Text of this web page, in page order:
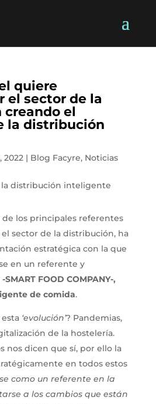
quiere
el sector de la
el
la distribución
2022| Blog Facyre, Noticias
de los principales referentes
sector de la distribución, ha
estratégica con la que
en un referente y
-SMART FOOD COMPANY-,
de comida.
esta ‘evolución’? Pandemias,
de la hostelería.
nos dicen que sí, por ello la
en todos estos
como un referente en la
a los cambios que están